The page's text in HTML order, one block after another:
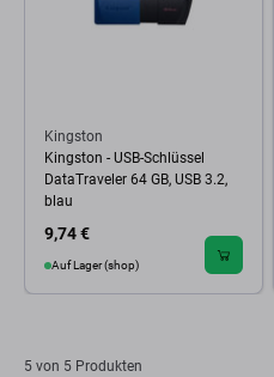
Kingston
Kingston - USB-Schlüssel
DataTraveler 64 GB, USB 3.2,
blau
9,74 €
Auf Lager (shop)
5 von 5 Produkten